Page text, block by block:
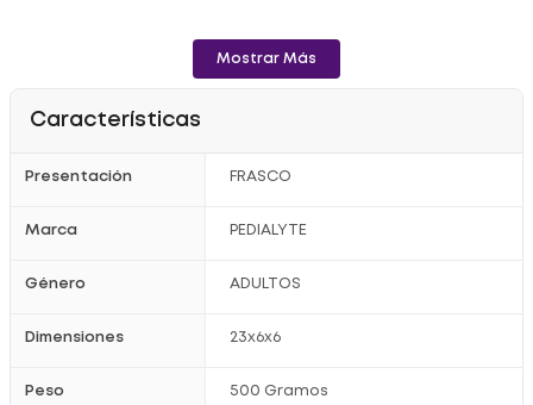
Mostrar Más
Características
Presentación FRASCO
Marca PEDIALYTE
Género ADULTOS
Dimensiones 23x6x6
Peso 500 Gramos